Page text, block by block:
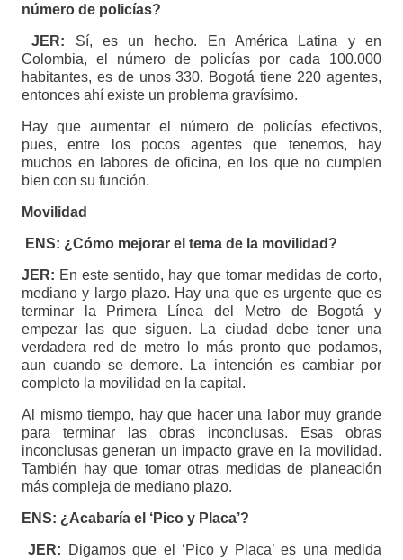
número de policías?
JER: Sí, es un hecho. En América Latina y en
Colombia, el número de policías por cada 100.000
habitantes, es de unos 330. Bogotá tiene 220 agentes,
entonces ahí existe un problema gravísimo.
Hay que aumentar el número de policías efectivos,
pues, entre los pocos agentes que tenemos, hay
muchos en labores de oficina, en los que no cumplen
bien con su función.
Movilidad
ENS: ¿Cómo mejorar el tema de la movilidad?
JER: En este sentido, hay que tomar medidas de corto,
mediano y largo plazo. Hay una que es urgente que es
terminar la Primera Línea del Metro de Bogotá y
empezar las que siguen. La ciudad debe tener una
verdadera red de metro lo más pronto que podamos,
aun cuando se demore. La intención es cambiar por
completo la movilidad en la capital.
Al mismo tiempo, hay que hacer una labor muy grande
para terminar las obras inconclusas. Esas obras
inconclusas generan un impacto grave en la movilidad.
También hay que tomar otras medidas de planeación
más compleja de mediano plazo.
ENS: ¿Acabaría el ‘Pico y Placa’?
JER:
Digamos que el ‘Pico y Placa’ es una medida